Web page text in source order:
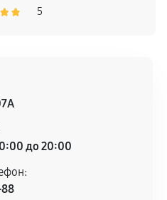
5
до 20:00
88